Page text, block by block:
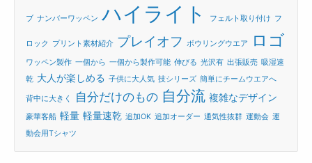
ブ ナンバーワッペン ハイライト フェルト取り付け フ
ロック プリント素材紹介 プレイオフ ボウリングウエア ロゴ
ワッペン製作 一個から 一個から製作可能 伸びる 光沢有 出張販売 吸湿速
乾 大人が楽しめる 子供に大人気 技シリーズ 簡単にチームウエアへ
背中に大きく 自分だけのもの 自分流 複雑なデザイン
豪華客船 軽量 軽量速乾 追加OK 追加オーダー 通気性抜群 運動会 運
動会用Tシャツ